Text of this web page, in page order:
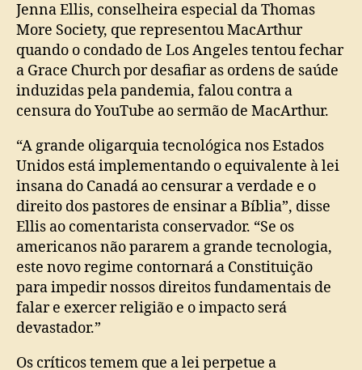
Jenna Ellis, conselheira especial da Thomas
More Society, que representou MacArthur
quando o condado de Los Angeles tentou fechar
a Grace Church por desafiar as ordens de saúde
induzidas pela pandemia, falou contra a
censura do YouTube ao sermão de MacArthur.
“A grande oligarquia tecnológica nos Estados
Unidos está implementando o equivalente à lei
insana do Canadá ao censurar a verdade e o
direito dos pastores de ensinar a Bíblia”, disse
Ellis ao comentarista conservador. “Se os
americanos não pararem a grande tecnologia,
este novo regime contornará a Constituição
para impedir nossos direitos fundamentais de
falar e exercer religião e o impacto será
devastador.”
Os críticos temem que a lei perpetue a